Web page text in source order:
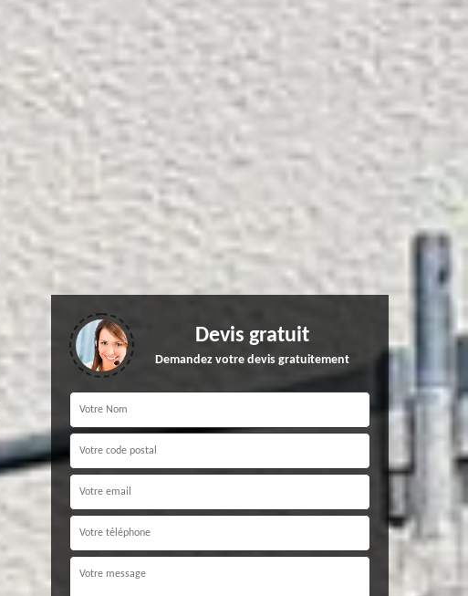
Devis gratuit
Demandez votre devis gratuitement